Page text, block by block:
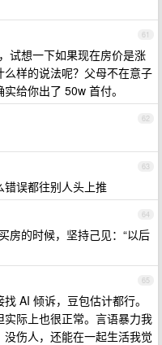
61
试想一下如果现在房价是涨
样的说法呢？父母不在意子
给你出了 50w 首付。
62
63
误都往别人头上推
64
房的时候，坚持己见：“以后
65
AI 倾诉，豆包估计都行。
际上也很正常。言语暴力我
伤人，还能在一起生活我觉